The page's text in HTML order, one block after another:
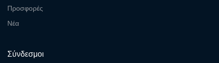
Προσφορές
Νέα
Σύνδεσμοι